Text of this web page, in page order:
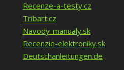
Recenze-a-testy.cz
Tribart.cz
Navody-manualy.sk
Recenzie-elektroniky.sk
Deutschanleitungen.de